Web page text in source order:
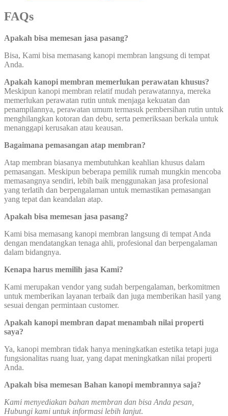
FAQs
Apakah bisa memesan jasa pasang?
Bisa, Kami bisa memasang kanopi membran langsung di tempat
Anda.
Apakah kanopi membran memerlukan perawatan khusus?
Meskipun kanopi membran relatif mudah perawatannya, mereka
memerlukan perawatan rutin untuk menjaga kekuatan dan
penampilannya, perawatan umum termasuk pembersihan rutin untuk
menghilangkan kotoran dan debu, serta pemeriksaan berkala untuk
menanggapi kerusakan atau keausan.
Bagaimana pemasangan atap membran?
Atap membran biasanya membutuhkan keahlian khusus dalam
pemasangan. Meskipun beberapa pemilik rumah mungkin mencoba
memasangnya sendiri, lebih baik menggunakan jasa profesional
yang terlatih dan berpengalaman untuk memastikan pemasangan
yang tepat dan keandalan atap.
Apakah bisa memesan jasa pasang?
Kami bisa memasang kanopi membran langsung di tempat Anda
dengan mendatangkan tenaga ahli, profesional dan berpengalaman
dalam bidangnya.
Kenapa harus memilih jasa Kami?
Kami merupakan vendor yang sudah berpengalaman, berkomitmen
untuk memberikan layanan terbaik dan juga memberikan hasil yang
sesuai dengan permintaan customer.
Apakah kanopi membran dapat menambah nilai properti
saya?
Ya, kanopi membran tidak hanya meningkatkan estetika tetapi juga
fungsionalitas ruang luar, yang dapat meningkatkan nilai properti
Anda.
Apakah bisa memesan Bahan kanopi membrannya saja?
Kami menyediakan bahan membran dan bisa Anda pesan,
Hubungi kami untuk informasi lebih lanjut.